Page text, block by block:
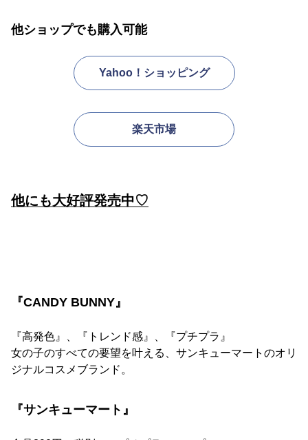
他ショップでも購入可能
Yahoo！ショッピング
楽天市場
他にも大好評発売中♡
『CANDY BUNNY』
『高発色』、『トレンド感』、『プチプラ』
女の子のすべての要望を叶える、サンキューマートのオリ
ジナルコスメブランド。
『サンキューマート』